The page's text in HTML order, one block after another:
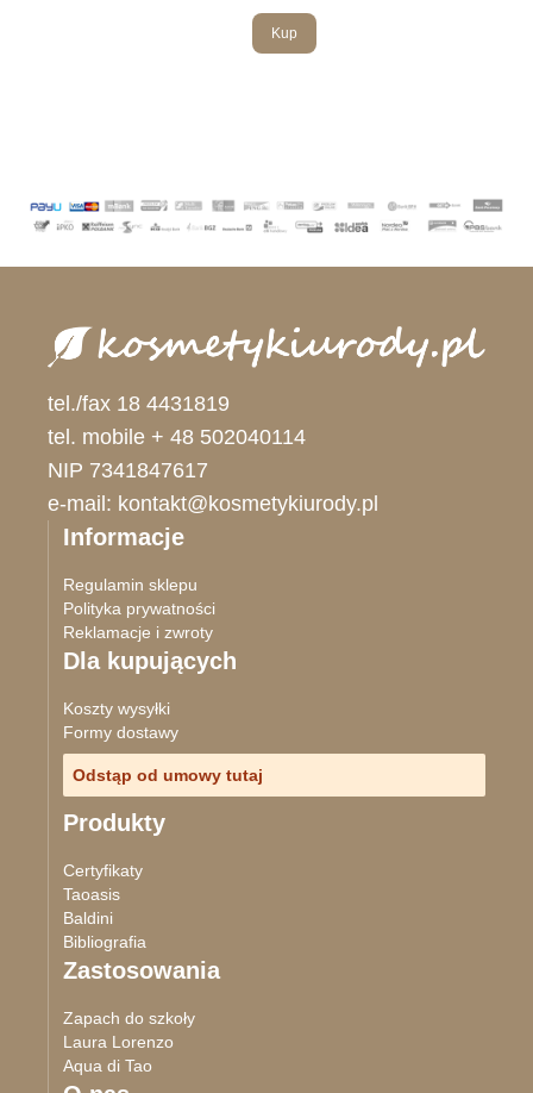
Kup
tel./fax 18 4431819
tel. mobile + 48 502040114
NIP 7341847617
e-mail: kontakt@kosmetykiurody.pl
Informacje
Regulamin sklepu
Polityka prywatności
Reklamacje i zwroty
Dla kupujących
Koszty wysyłki
Formy dostawy
Odstąp od umowy tutaj
Produkty
Certyfikaty
Taoasis
Baldini
Bibliografia
Zastosowania
Zapach do szkoły
Laura Lorenzo
Aqua di Tao